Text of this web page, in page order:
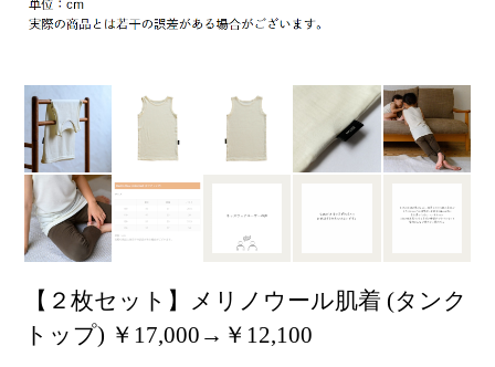
【２枚セット】メリノウール肌着 (タンク